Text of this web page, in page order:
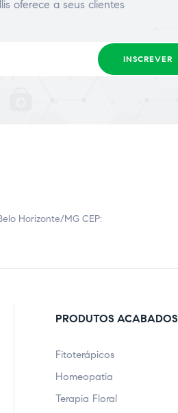
oferece a seus clientes
INSCREVER
Horizonte/MG CEP:
PRODUTOS ACABADOS
Fitoterápicos
Homeopatia
Terapia Floral